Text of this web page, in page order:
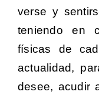
verse y
teniendo en
físicas de
actualidad,
desee, acudir